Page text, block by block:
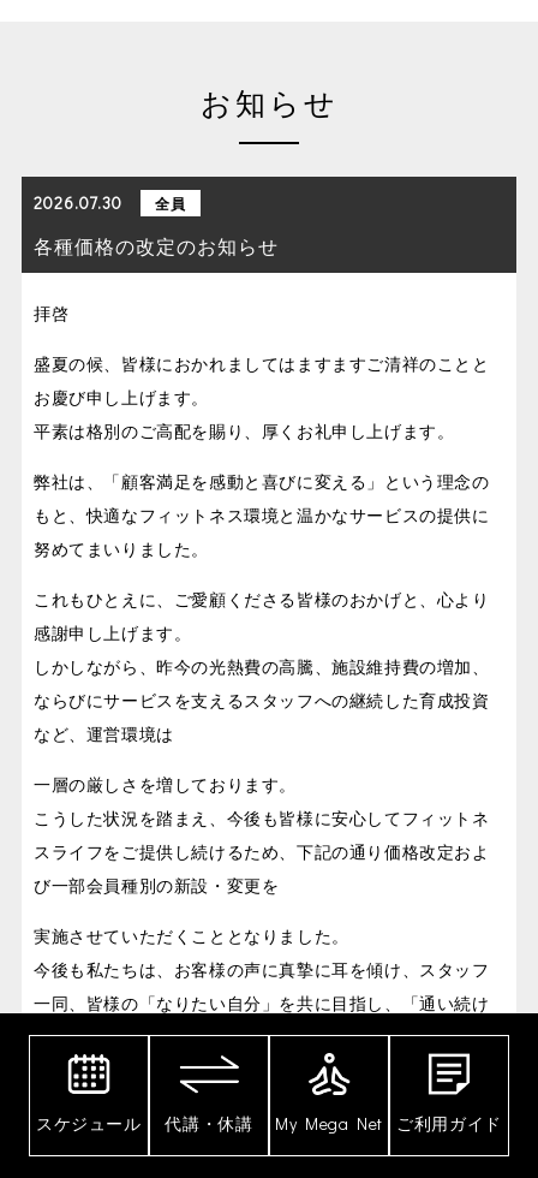
お知らせ
2026.07.30 全員
各種価格の改定のお知らせ
拝啓
盛夏の候、皆様におかれましてはますますご清祥のことと
お慶び申し上げます。
平素は格別のご高配を賜り、厚くお礼申し上げます。
弊社は、「顧客満足を感動と喜びに変える」という理念の
もと、快適なフィットネス環境と温かなサービスの提供に
努めてまいりました。
これもひとえに、ご愛顧くださる皆様のおかげと、心より
感謝申し上げます。
しかしながら、昨今の光熱費の高騰、施設維持費の増加、
ならびにサービスを支えるスタッフへの継続した育成投資
など、運営環境は
一層の厳しさを増しております。
こうした状況を踏まえ、今後も皆様に安心してフィットネ
スライフをご提供し続けるため、下記の通り価格改定およ
び一部会員種別の新設・変更を
実施させていただくこととなりました。
今後も私たちは、お客様の声に真摯に耳を傾け、スタッフ
一同、皆様の「なりたい自分」を共に目指し、「通い続け
たい」と感じていただける
クラブ作りに全力を尽くしてまいります。
これからも皆様とともに歩み続け、より心地よいフィット
ネスライフをお届けできるよう努めてまいります。
スケジュール 代講・休講 My Mega Net ご利用ガイド